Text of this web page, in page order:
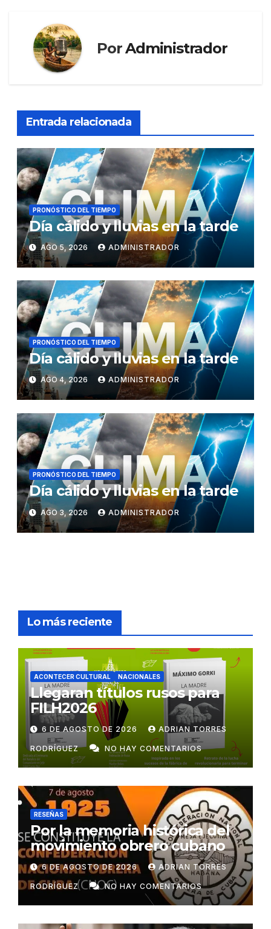
PorAdministrador
Entrada relacionada
PRONÓSTICO DEL TIEMPO
Día cálido y lluvias en la tarde
AGO 5, 2026 ADMINISTRADOR
PRONÓSTICO DEL TIEMPO
Día cálido y lluvias en la tarde
AGO 4, 2026 ADMINISTRADOR
PRONÓSTICO DEL TIEMPO
Día cálido y lluvias en la tarde
AGO 3, 2026 ADMINISTRADOR
Lo más reciente
ACONTECER CULTURAL NACIONALES
Llegaran títulos rusos para
FILH2026
6 DE AGOSTO DE 2026 ADRIAN TORRES
RODRÍGUEZ NO HAY COMENTARIOS
RESEÑAS
Por la memoria histórica del
movimiento obrero cubano
6 DE AGOSTO DE 2026 ADRIAN TORRES
RODRÍGUEZ NO HAY COMENTARIOS